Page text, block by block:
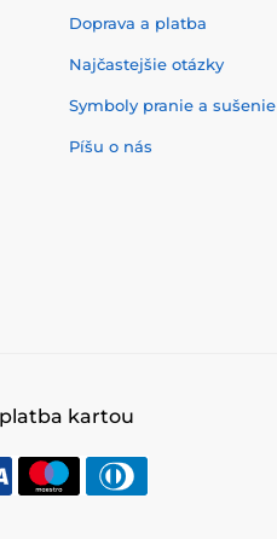
Doprava a platba
Najčastejšie otázky
Symboly pranie a sušenie
Píšu o nás
kartou